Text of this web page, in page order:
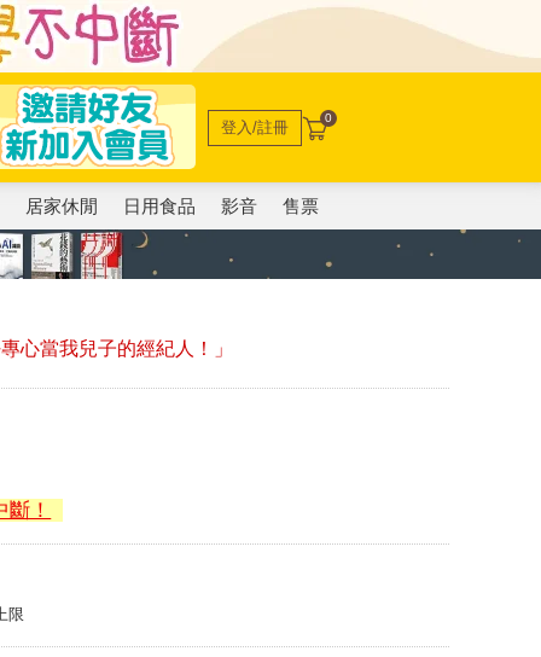
登入/註冊 0
居家休閒 日用食品 影音 售票
心當我兒子的經紀人！」
！
限